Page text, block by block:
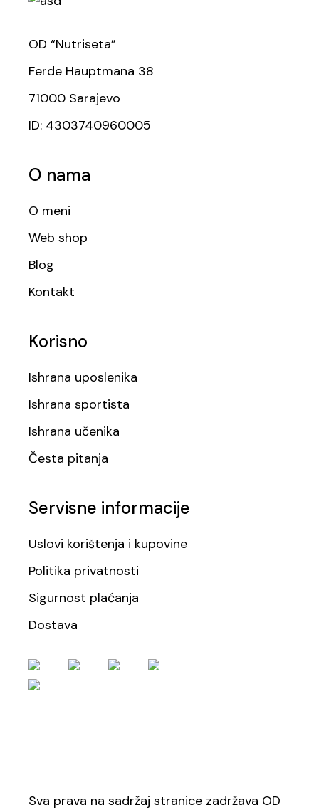
OD “Nutriseta”
Ferde Hauptmana 38
71000 Sarajevo
ID: 4303740960005
O nama
O meni
Web shop
Blog
Kontakt
Korisno
Ishrana uposlenika
Ishrana sportista
Ishrana učenika
Česta pitanja
Servisne informacije
Uslovi korištenja i kupovine
Politika privatnosti
Sigurnost plaćanja
Dostava
Sva prava na sadržaj stranice zadržava OD